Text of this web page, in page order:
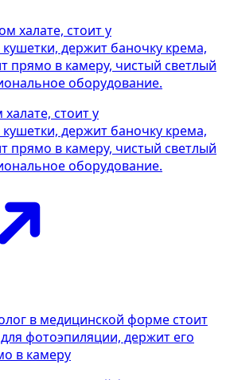
стоит у
держит баночку крема,
прямо в камеру, чистый светлый
оборудование.